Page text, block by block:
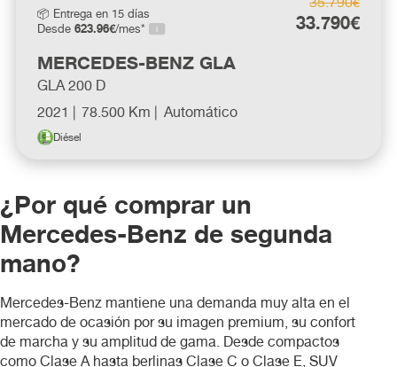
Nissan
Opel
Peugeot
Seat
Skoda
📦 Entrega en 15 días
Desde 623.96€/mes*
33.790€
MERCEDES-BENZ GLA
GLA 200 D
2021 | 78.500 Km | Automático
Diésel
¿Por qué comprar un
Mercedes-Benz de segunda
mano?
Mercedes-Benz mantiene una demanda muy alta en el
mercado de ocasión por su imagen premium, su confort
de marcha y su amplitud de gama. Desde compactos
como Clase A hasta berlinas Clase C o Clase E, SUV